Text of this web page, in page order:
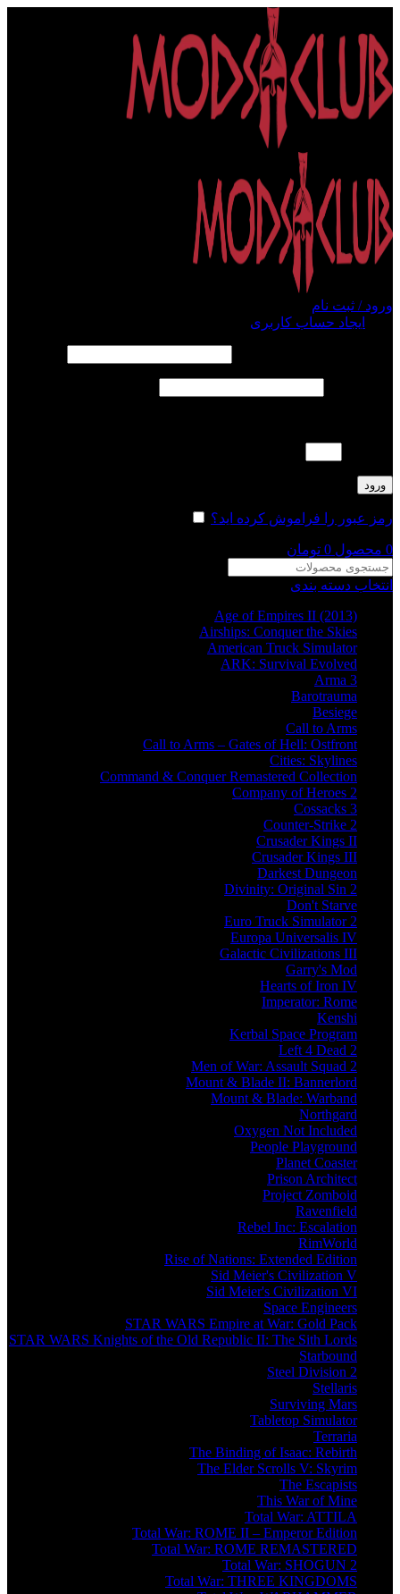
ورود / ثبت نام
ایجاد حساب کاربری
ورود
رمز عبور را فراموش کرده اید؟
0 محصول 0 تومان
انتخاب دسته بندی
Age of Empires II (2013)
Airships: Conquer the Skies
American Truck Simulator
ARK: Survival Evolved
Arma 3
Barotrauma
Besiege
Call to Arms
Call to Arms – Gates of Hell: Ostfront
Cities: Skylines
Command & Conquer Remastered Collection
Company of Heroes 2
Cossacks 3
Counter-Strike 2
Crusader Kings II
Crusader Kings III
Darkest Dungeon
Divinity: Original Sin 2
Don't Starve
Euro Truck Simulator 2
Europa Universalis IV
Galactic Civilizations III
Garry's Mod
Hearts of Iron IV
Imperator: Rome
Kenshi
Kerbal Space Program
Left 4 Dead 2
Men of War: Assault Squad 2
Mount & Blade II: Bannerlord
Mount & Blade: Warband
Northgard
Oxygen Not Included
People Playground
Planet Coaster
Prison Architect
Project Zomboid
Ravenfield
Rebel Inc: Escalation
RimWorld
Rise of Nations: Extended Edition
Sid Meier's Civilization V
Sid Meier's Civilization VI
Space Engineers
STAR WARS Empire at War: Gold Pack
STAR WARS Knights of the Old Republic II: The Sith Lords
Starbound
Steel Division 2
Stellaris
Surviving Mars
Tabletop Simulator
Terraria
The Binding of Isaac: Rebirth
The Elder Scrolls V: Skyrim
The Escapists
This War of Mine
Total War: ATTILA
Total War: ROME II – Emperor Edition
Total War: ROME REMASTERED
Total War: SHOGUN 2
Total War: THREE KINGDOMS